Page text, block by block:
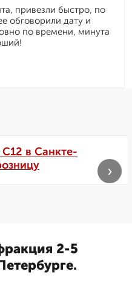
привезли быстро, по
обговорили дату и
по времени, минута
в Санкте-
›
2-5